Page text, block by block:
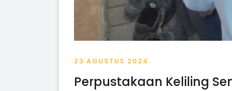
23 AGUSTUS 2024
Perpustakaan Keliling